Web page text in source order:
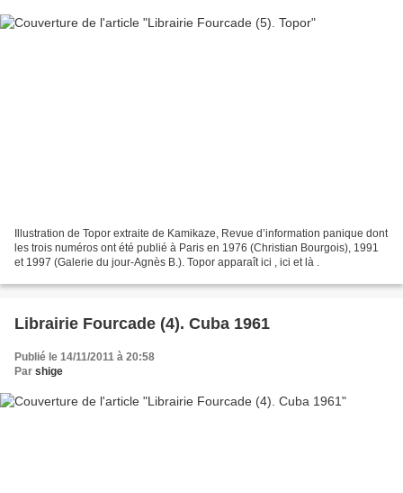
Illustration de Topor extraite de Kamikaze, Revue d’information panique dont
les trois numéros ont été publié à Paris en 1976 (Christian Bourgois), 1991
et 1997 (Galerie du jour-Agnès B.). Topor apparaît ici , ici et là .
Librairie Fourcade (4). Cuba 1961
Publié le 14/11/2011 à 20:58
Par shige